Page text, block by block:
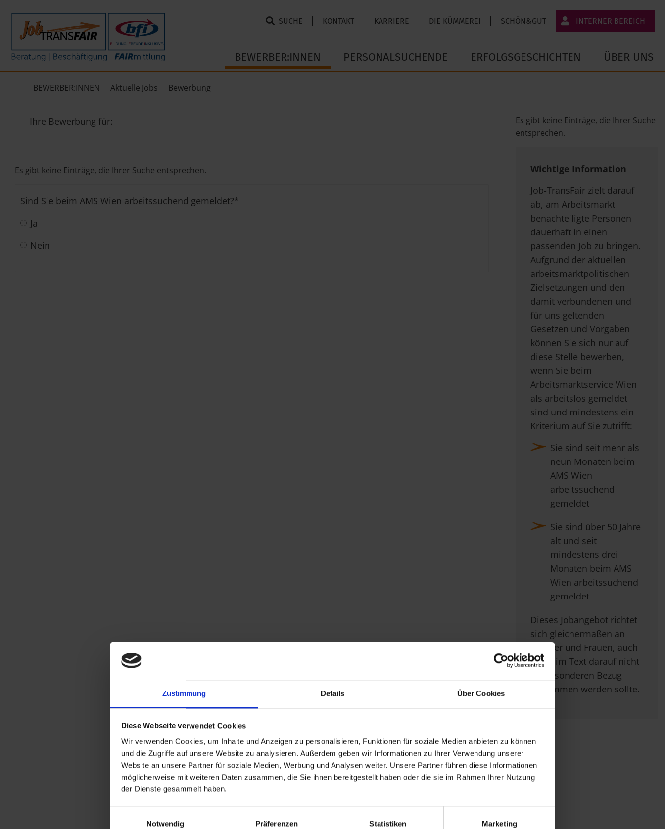
Zustimmung Details Über Cookies
Diese Webseite verwendet Cookies
Wir verwenden Cookies, um Inhalte und Anzeigen zu personalisieren, Funktionen für soziale Medien anbieten zu können
und die Zugriffe auf unsere Website zu analysieren. Außerdem geben wir Informationen zu Ihrer Verwendung unserer
Website an unsere Partner für soziale Medien, Werbung und Analysen weiter. Unsere Partner führen diese Informationen
möglicherweise mit weiteren Daten zusammen, die Sie ihnen bereitgestellt haben oder die sie im Rahmen Ihrer Nutzung
der Dienste gesammelt haben.
Notwendig
Präferenzen Statistiken Marketing
INTERNER BEREICH
JobImpuls
KONTAKT KARRIERE DIE KÜMMEREI SCHÖN&GUT
SUCHE
BEWERBER:INNEN PERSONALSUCHENDE ERFOLGSGESCHICHTEN ÜBER UNS
BEWERBER:INNEN Aktuelle Jobs Bewerbung
Ihre Bewerbung für:
Es gibt keine Einträge, die Ihrer Suche entsprechen.
Sind Sie beim AMS Wien arbeitssuchend gemeldet?*
Ja
Nein
Es gibt keine Einträge, die Ihrer Suche
entsprechen.
Wichtige Information
Job-TransFair zielt darauf
ab, am Arbeitsmarkt
benachteiligte Personen
dauerhaft in einen
passenden Job zu bringen.
Aufgrund der aktuellen
arbeitsmarktpolitischen
Zielsetzungen und den
damit verbundenen und
für uns geltenden
Gesetzen und Vorgaben
können Sie sich nur auf
diese Stelle bewerben,
wenn Sie beim
Arbeitsmarktservice Wien
als arbeitslos gemeldet
sind und mindestens ein
Kriterium auf Sie zutrifft:
Sie sind seit mehr als
neun Monaten beim
AMS Wien
arbeitssuchend
gemeldet
Sie sind über 50 Jahre
alt und seit
mindestens drei
Monaten beim AMS
Wien arbeitssuchend
gemeldet
Dieses Jobangebot richtet
sich gleichermaßen an
Männer und Frauen, auch
wenn im Text darauf nicht
im Besonderen Bezug
genommen werden sollte.
Mein Weg zum Job
Beratung
Beschäftigung
FAIRmittlung
ÜBER UNS
Leitbild
KI-Manifest
Ergebnisse
News
Standorte
Interner Bereich
JT-Portal
JobImpuls
Zeiterfassung